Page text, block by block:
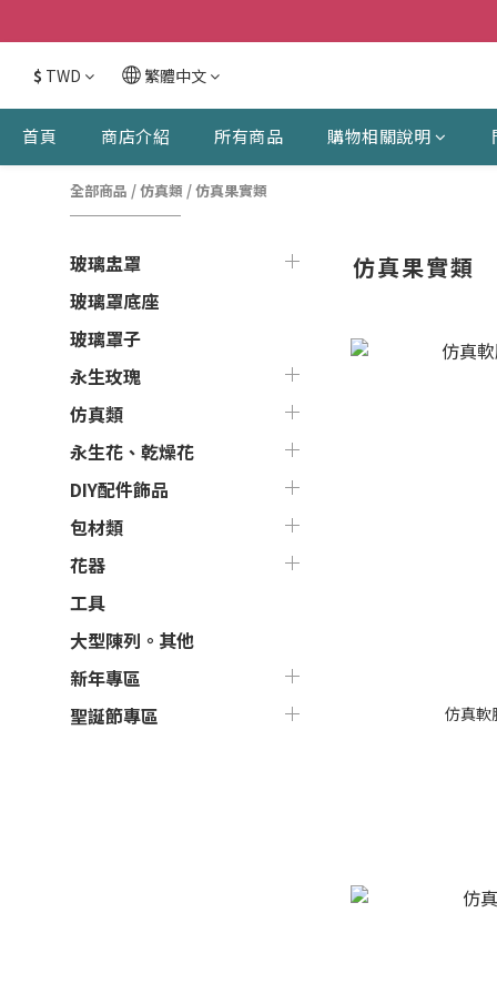
$ TWD 繁體中文
首頁 商店介紹 所有商品 購物相關說明
全部商品 /仿真類 /仿真果實類
玻璃盅罩
玻璃罩底座
玻璃罩子
永生玫瑰
仿真類
永生花、乾燥花
DIY配件飾品
包材類
花器
工具
大型陳列。其他
新年專區
聖誕節專區
仿真果實類
仿真軟